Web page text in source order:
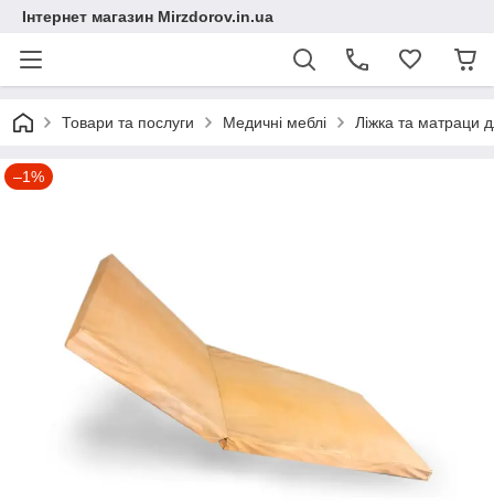
Інтернет магазин Mirzdorov.in.ua
Товари та послуги Медичні меблі Ліжка та матраци
–1%